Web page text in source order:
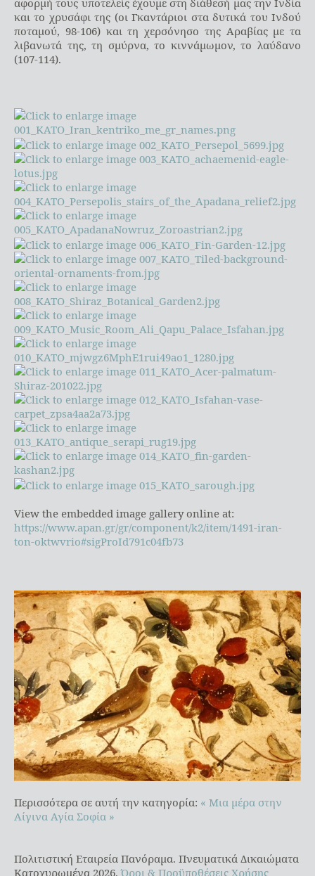
και το χρυσάφι της (οι Γκαντάριοι στα δυτικά του Ινδού
ποταμού, 98-106) και τη χερσόνησο της Αραβίας με τα
λιβανωτά της, τη σμύρνα, το κιννάμωμον, το λαύδανο
(107-114).
View the embedded image gallery online at:
https://www.apan.gr/gr/component/k2/item/1491-iran-
ton-oktwvrio#sigProId791c04fb73
Περισσότερα σε αυτή την κατηγορία: « Μια μέρα στην
Αίγινα Αγία Σοφία »
Πολιτιστική Εταιρεία Πανόραμα. Πνευματικά Δικαιώματα
Κατοχυρωμένα 2026.Όροι & Προϋποθέσεις Χρήσης